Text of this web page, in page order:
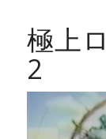
極上
2